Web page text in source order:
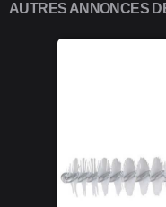
AUTRES ANNONCES